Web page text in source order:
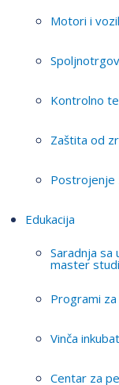
Motori i
Kontrolno
Zaštita od
Postrojenje
Edukacija
Saradnja
master
Programi
Vinča
Centar za